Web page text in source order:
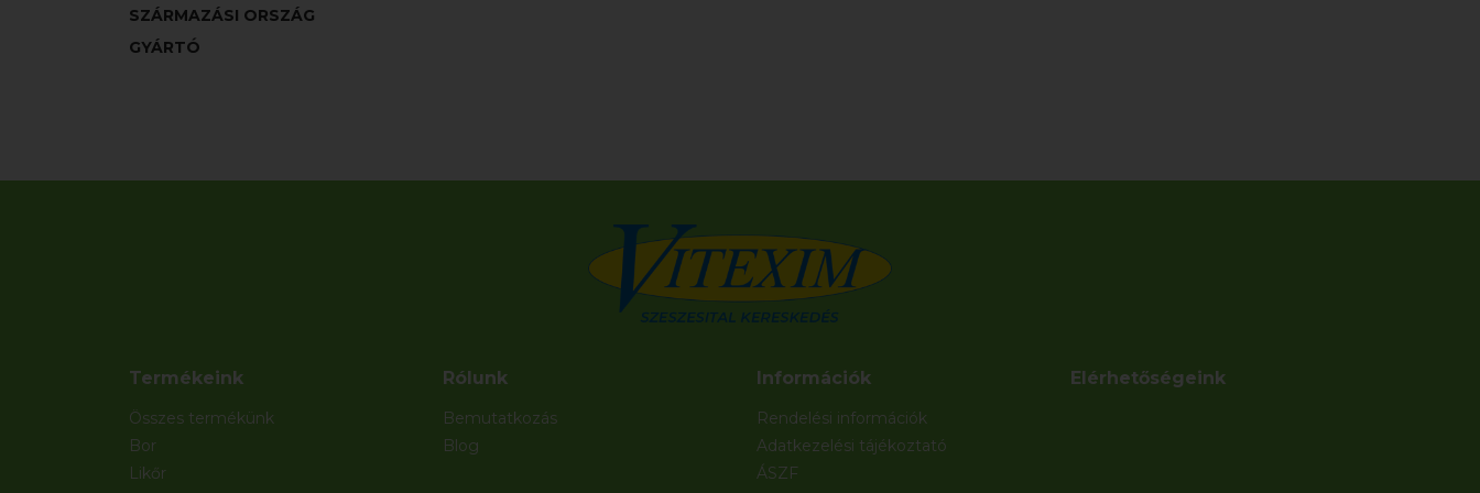
SZÁRMAZÁSI ORSZÁG
GYÁRTÓ
Termékeink
Összes termékünk
Bor
Likőr
Rólunk
Bemutatkozás
Blog
Információk
Rendelési információk
Adatkezelési tájékoztató
ÁSZF
Elérhetőségeink